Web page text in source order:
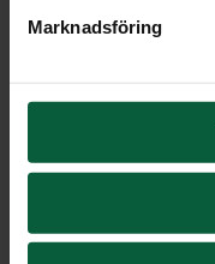
Marknadsföring